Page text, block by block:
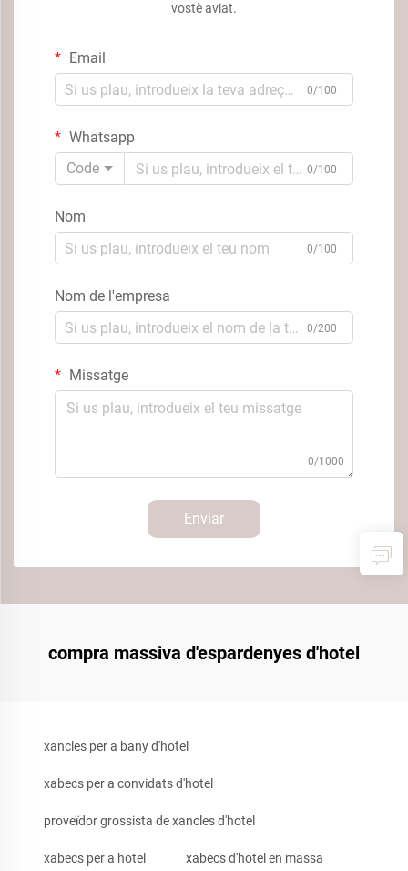
vostè aviat.
Email
0/100
Whatsapp
Code
0/100
Nom
0/100
Nom de l'empresa
0/200
Missatge
0/1000
Enviar
compra massiva d'espardenyes d'hotel
xancles per a bany d'hotel
xabecs per a convidats d'hotel
proveïdor grossista de xancles d'hotel
xabecs per a hotel xabecs d'hotel en massa